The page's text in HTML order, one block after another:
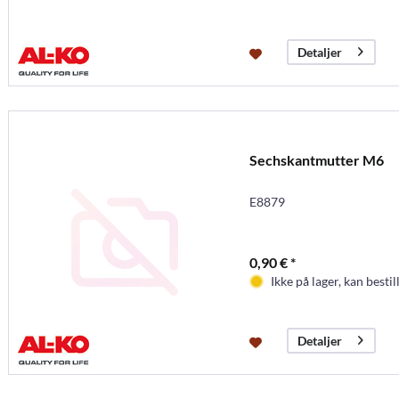
Detaljer
Sechskantmutter M6
E8879
0,90 € *
Ikke på lager, kan
Detaljer